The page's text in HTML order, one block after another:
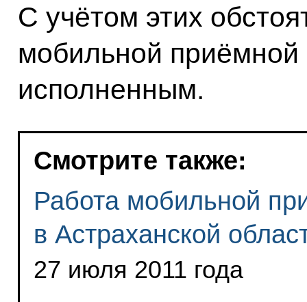
С учётом этих
мобильной приёмной
исполненным.
Смотрите также:
Работа мобильной
в Астраханской
27 июля 2011 года